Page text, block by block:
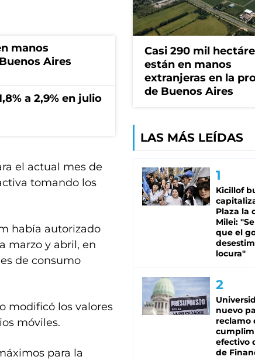
manos
Aires
a 2,9% en julio
el actual mes de
tomando los
había autorizado
marzo y abril, en
de consumo
modificó los valores
móviles.
para la
Casi 290 mil
están en manos
extranjeras en la
de Buenos Aires
LAS MÁS LEÍDAS
Kicillof
Plaza la
Milei:
que el
locura"
nuevo
reclamo
efectivo
de